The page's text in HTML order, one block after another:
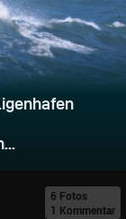
6 Fotos
1 Kommentar